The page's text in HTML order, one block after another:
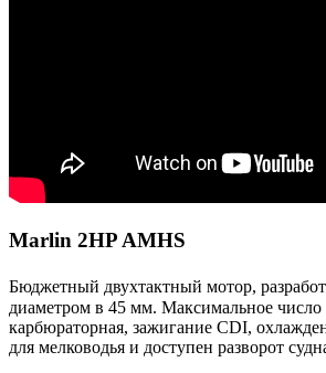
Marlin 2HP AMHS
Бюджетный двухтактный мотор,
диаметром в 45 мм. Максимальное число
карбюраторная, зажигание CDI,
для мелководья и доступен разворот